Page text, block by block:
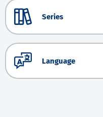
Series
Language